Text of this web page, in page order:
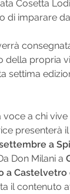
Cosetta
di imparare
della propria
voce a chi
presenterà
a
Don Milani a
a Castelvetro
il contenuto